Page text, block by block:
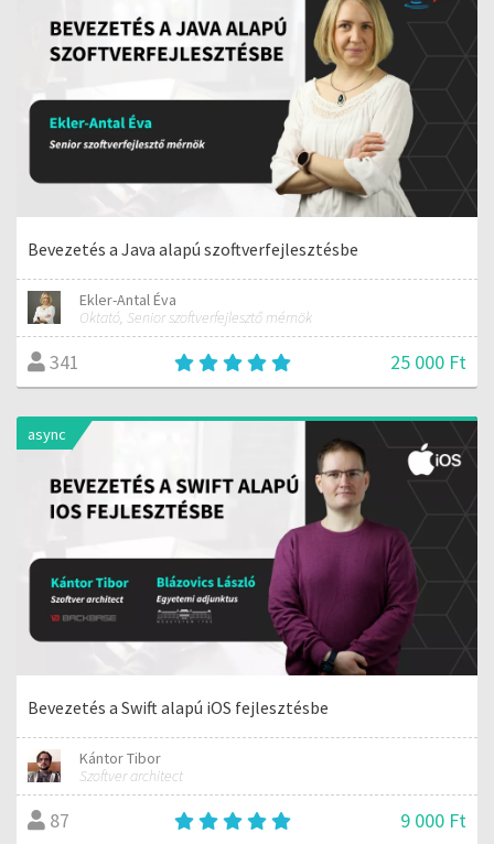
Bevezetés a Java alapú szoftverfejlesztésbe
Ekler-Antal Éva
Oktató, Senior szoftverfejlesztő mérnök
341 25 000 Ft
async
Bevezetés a Swift alapú iOS fejlesztésbe
Kántor Tibor
Szoftver architect
87 9 000 Ft